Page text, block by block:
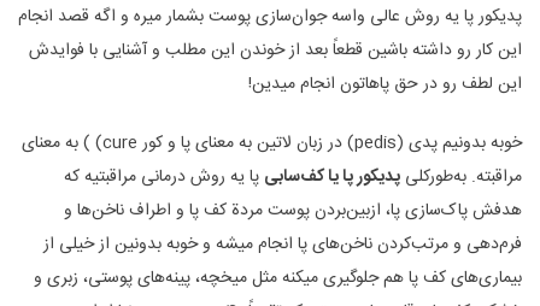
پدیکور پا یه روش عالی واسه جوان‌سازی پوست بشمار میره و اگه قصد انجام
این کار رو داشته باشین قطعاً بعد از خوندن این مطلب و آشنایی با فوایدش
این لطف رو در حق پاهاتون انجام میدین!
خوبه بدونیم پدی (pedis) در زبان لاتین به معنای پا و کور cure) ) به معنای
مراقبته. به‌طورکلی پدیکور پا یا کف‌سابی پا یه روش درمانی مراقبتیه که
هدفش پاک‌سازی پا، ازبین‌بردن پوست مردة کف پا و اطراف ناخن‌ها و
فرم‌دهی و مرتب‌کردن ناخن‌های پا انجام میشه و خوبه بدونین از خیلی از
بیماری‌های کف پا هم جلوگیری میکنه مثل میخچه، پینه‌های پوستی، زبری و